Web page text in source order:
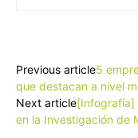
Previous article5
que destacan a nivel
Next article[Infografía]
en la Investigación de